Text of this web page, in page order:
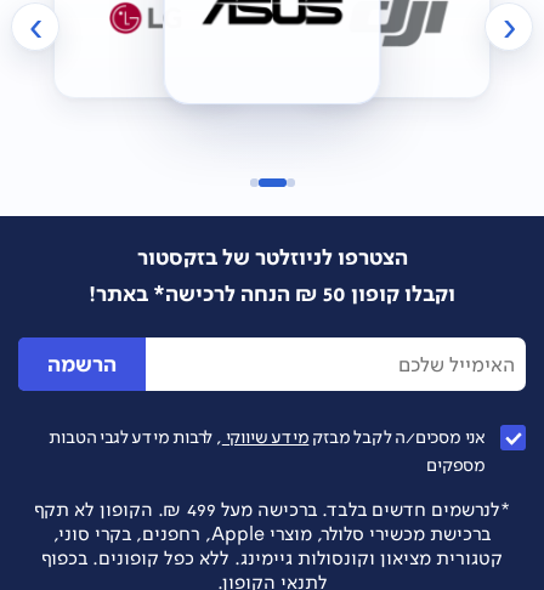
‹
›
הצטרפו לניוזלטר של בזקסטור
וקבלו קופון 50 ₪ הנחה לרכישה* באתר!
הרשמה
אני מסכים/ה לקבל מבזק מידע שיווקי , לרבות מידע לגבי הטבות
מספקים
*לנרשמים חדשים בלבד. ברכישה מעל 499 ₪. הקופון לא תקף
ברכישת מכשירי סלולר, מוצרי Apple, רחפנים, בקרי סוני,
קטגורית מציאון וקונסולות גיימינג. ללא כפל קופונים. בכפוף
לתנאי הקופון.